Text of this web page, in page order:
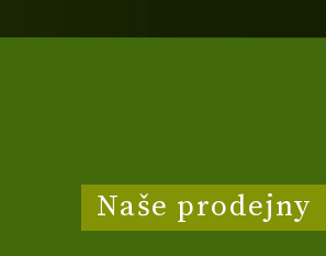
Naše prodejny